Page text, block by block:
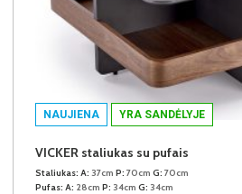
NAUJIENA YRA SANDĖLYJE
VICKER staliukas su pufais
Staliukas: A: 37cm P: 70cm G: 70cm
Pufas: A: 28cm P: 34cm G: 34cm